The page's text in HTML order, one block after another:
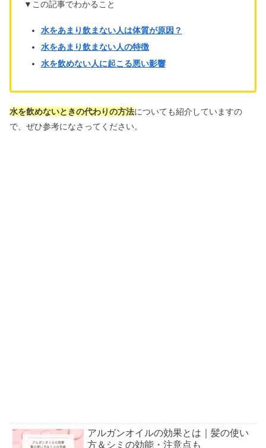
▼この記事でわかること
水をあまり飲まない人は体質が原因？
水をあまり飲まない人の特徴
水を飲めない人に起こる悪い影響
水を飲めないときの代わりの方法についても紹介していますの
で、ぜひ参考になさってください。
アルガンオイルの効果とは｜髪の使い
方＆シミの効能・注意点も